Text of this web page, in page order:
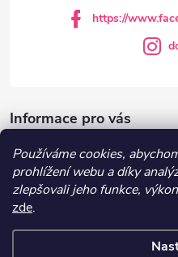
Používáme cookies,
prohlížení webu a díky
zlepšovali jeho funkce,
zde.
Informace pro vás
DOKUCH.cz
https://
Recepty